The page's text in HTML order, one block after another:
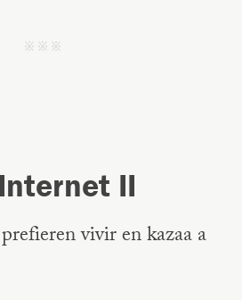
j j j
II
vivir en kazaa a